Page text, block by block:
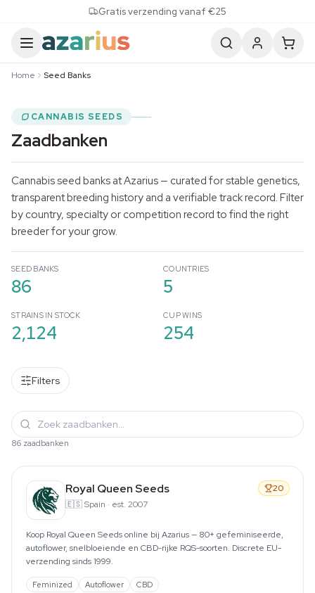
Gratis verzending vanaf €25
Home Seed Banks
CANNABIS SEEDS
Zaadbanken
Cannabis seed banks at Azarius — curated for stable genetics,
transparent breeding history and a verifiable track record. Filter
by country, specialty or competition record to find the right
breeder for your grow.
SEED BANKS
86
COUNTRIES
5
STRAINS IN STOCK
2,124
CUP WINS
254
Filters
86 zaadbanken
Royal Queen Seeds
🇪🇸Spain · est. 2007
20
Koop Royal Queen Seeds online bij Azarius — 80+ gefeminiseerde,
autoflower, snelbloeiende en CBD-rijke RQS-soorten. Discrete EU-
verzending sinds 1999.
Feminized Autoflower CBD